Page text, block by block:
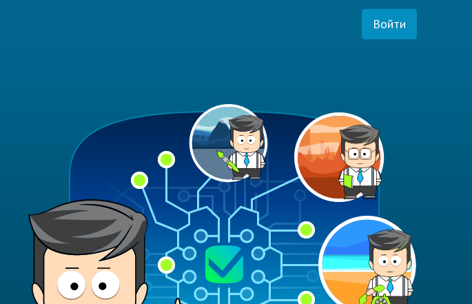
Войти